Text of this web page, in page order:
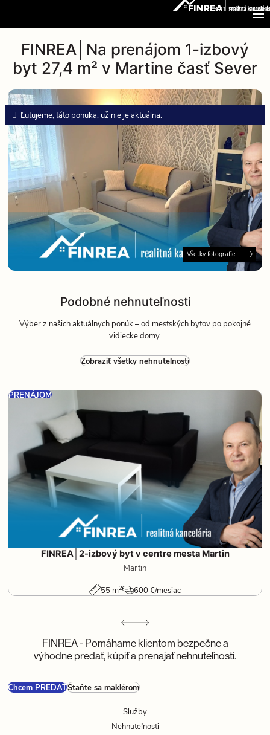
+421 908 237 666
FINREA│Na prenájom 1-izbový
byt 27,4 m² v Martine časť Sever
Ľutujeme, táto ponuka, už nie je aktuálna.
Všetky fotografie
Podobné nehnuteľnosti
Výber z našich aktuálnych ponúk – od mestských bytov po pokojné
vidiecke domy.
Zobraziť všetky nehnuteľnosti
PRENÁJOM
FINREA│2-izbový byt v centre mesta Martin
Martin
55 m2 600 €/mesiac
FINREA - Pomáhame klientom bezpečne a
výhodne predať, kúpiť a prenajať nehnuteľnosti.
Chcem PREDAŤStaňte sa maklérom
Služby
Nehnuteľnosti